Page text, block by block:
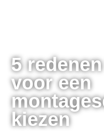
5
voor een
kiezen